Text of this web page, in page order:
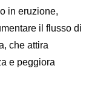
in eruzione,
il flusso di
che attira
e peggiora